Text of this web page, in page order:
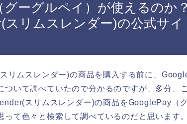
グーグルペイ）が使えるのか
スリムスレンダー)の公式サ
リムスレンダー)の商品を購入する前に、
ついて調べていたので分かるのですが、多分、
スリムスレンダー)の商品をGooglePay（
って色々と検索して調べているのだと思います